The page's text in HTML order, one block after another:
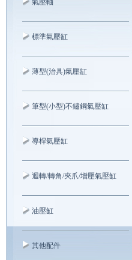
氣壓軸
標準氣壓缸
薄型(治具)氣壓缸
筆型(小型)不鏽鋼氣壓缸
導桿氣壓缸
迴轉/轉角/夾爪/增壓氣壓缸
油壓缸
其他配件